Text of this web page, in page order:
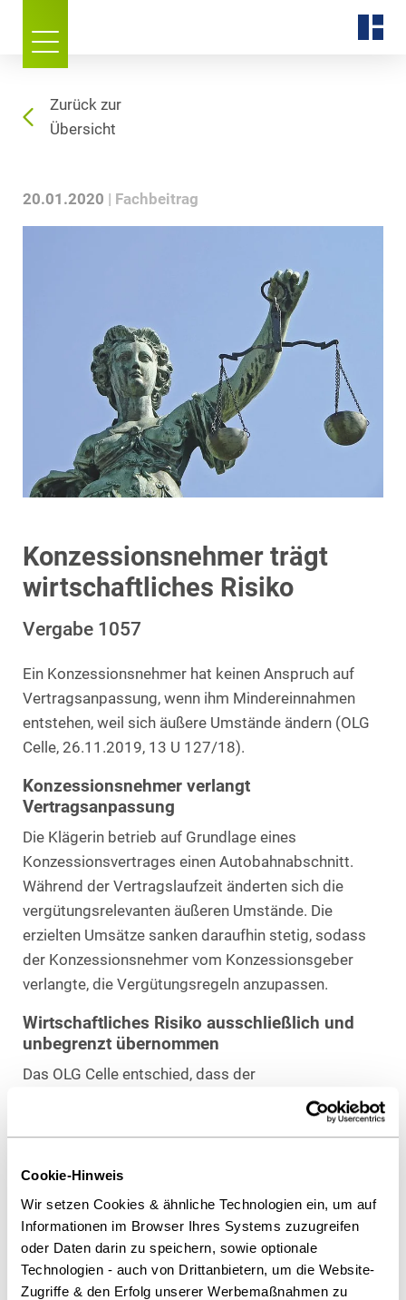
Cookie-Hinweis
Wir setzen Cookies & ähnliche Technologien ein, um auf
Informationen im Browser Ihres Systems zuzugreifen
oder Daten darin zu speichern, sowie optionale
Technologien - auch von Drittanbietern, um die Website-
Zugriffe & den Erfolg unserer Werbemaßnahmen zu
Zurück zur
Übersicht
20.01.2020 Fachbeitrag
Konzessionsnehmer trägt
wirtschaftliches Risiko
Vergabe 1057
Ein Konzessionsnehmer hat keinen Anspruch auf
Vertragsanpassung, wenn ihm Mindereinnahmen
entstehen, weil sich äußere Umstände ändern (OLG
Celle, 26.11.2019, 13 U 127/18).
Konzessionsnehmer verlangt
Vertragsanpassung
Die Klägerin betrieb auf Grundlage eines
Konzessionsvertrages einen Autobahnabschnitt.
Während der Vertragslaufzeit änderten sich die
vergütungsrelevanten äußeren Umstände. Die
erzielten Umsätze sanken daraufhin stetig, sodass
der Konzessionsnehmer vom Konzessionsgeber
verlangte, die Vergütungsregeln anzupassen.
Wirtschaftliches Risiko ausschließlich und
unbegrenzt übernommen
Das OLG Celle entschied, dass der
Konzessionsgeber die Vergütungsregelungen nicht
anpassen muss. Den Vertrags-parteien war bewusst,
– die Vergütung maßgeblich mitbestimmen. Der
Konzessionsnehmer übernahm dieses
wirtschaftliche Risiko ausschließlich und unbegrenzt.
Eine anderweitige Risikoverteilung war im
Konzessionsvertrag nicht vorgesehen.